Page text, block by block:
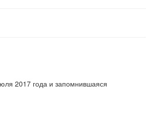
2017 года и запомнившаяся